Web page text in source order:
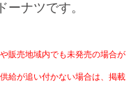
物件募集・購入
ショッピング
ーナツです。
販売地域内でも未発売の場合が
給が追い付かない場合は、掲載